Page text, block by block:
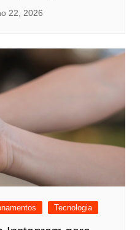
22, 2026
Tecnologia